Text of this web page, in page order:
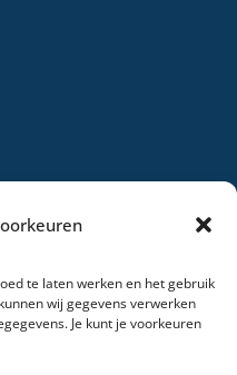
te laten werken en het gebruik
wij gegevens verwerken
Je kunt je voorkeuren